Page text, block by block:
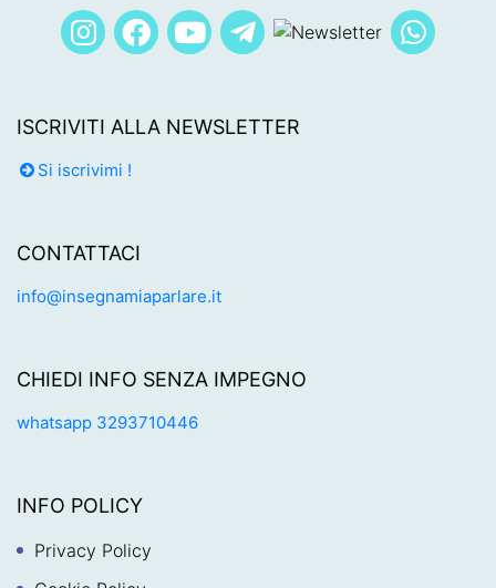
ISCRIVITI ALLA NEWSLETTER
Si iscrivimi !
CONTATTACI
info@insegnamiaparlare.it
CHIEDI INFO SENZA IMPEGNO
whatsapp 3293710446
INFO POLICY
Privacy Policy